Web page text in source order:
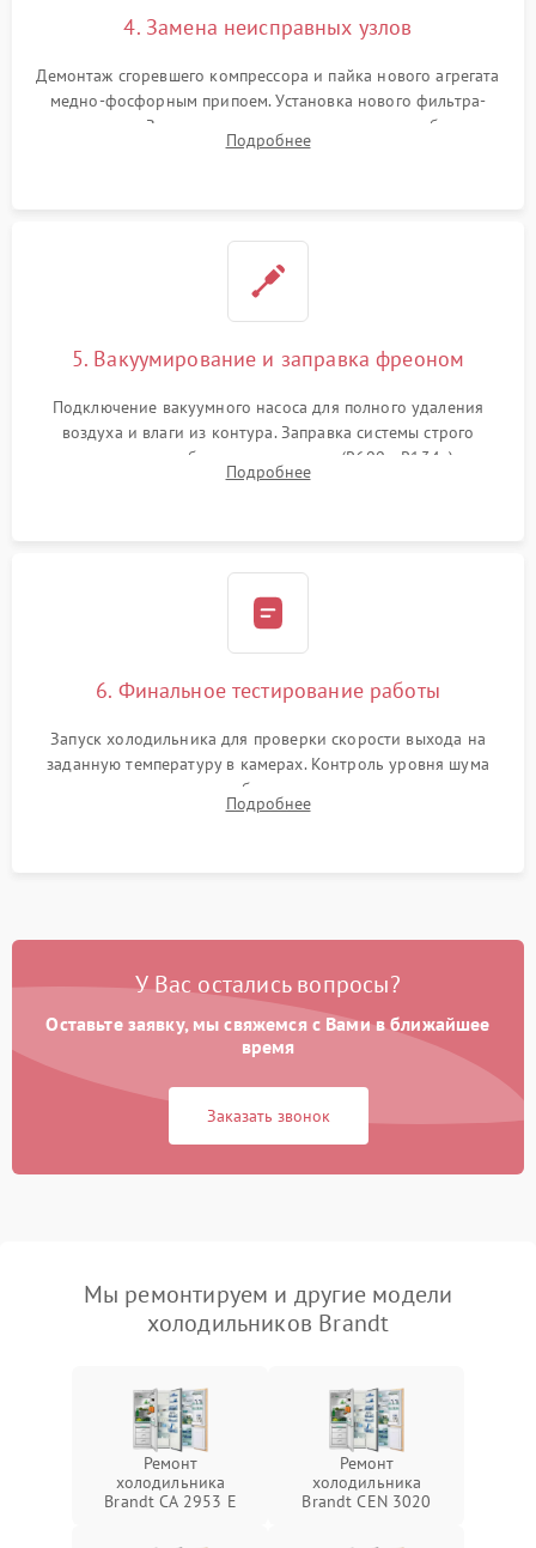
4. Замена неисправных узлов
Демонтаж сгоревшего компрессора и пайка нового агрегата
медно-фосфорным припоем. Установка нового фильтра-
осушителя. Замена изношенных вентиляторов обдува,
сломанных заслонок или поврежденных дверных петель.
Подробнее
5. Вакуумирование и заправка фреоном
Подключение вакуумного насоса для полного удаления
воздуха и влаги из контура. Заправка системы строго
дозированным объемом хладагента (R600a, R134a) по
электронным весам. Контроль рабочего давления в системе.
Подробнее
6. Финальное тестирование работы
Запуск холодильника для проверки скорости выхода на
заданную температуру в камерах. Контроль уровня шума
компрессора, отсутствия обмерзания стенок и корректного
срабатывания системы автоматической оттайки.
Подробнее
У Вас остались вопросы?
Оставьте заявку, мы свяжемся с Вами в ближайшее
время
Заказать звонок
Мы ремонтируем и другие модели
холодильников Brandt
Ремонт
холодильника
Brandt CA 2953 E
Ремонт
холодильника
Brandt CEN 3020